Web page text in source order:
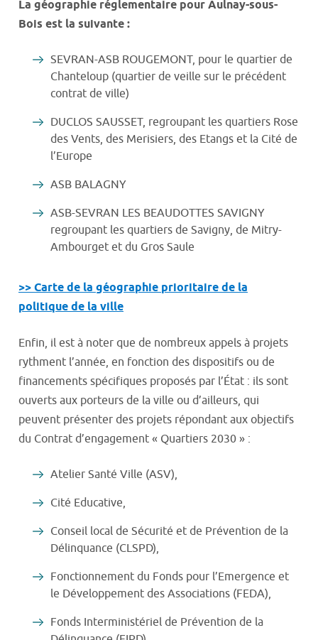
La géographie réglementaire pour Aulnay-sous-
Bois est la suivante :
SEVRAN-ASB ROUGEMONT, pour le quartier de
Chanteloup (quartier de veille sur le précédent
contrat de ville)
DUCLOS SAUSSET, regroupant les quartiers Rose
des Vents, des Merisiers, des Etangs et la Cité de
l’Europe
ASB BALAGNY
ASB-SEVRAN LES BEAUDOTTES SAVIGNY
regroupant les quartiers de Savigny, de Mitry-
Ambourget et du Gros Saule
>> Carte de la géographie prioritaire de la
politique de la ville
Enfin, il est à noter que de nombreux appels à projets
rythment l’année, en fonction des dispositifs ou de
financements spécifiques proposés par l’État : ils sont
ouverts aux porteurs de la ville ou d’ailleurs, qui
peuvent présenter des projets répondant aux objectifs
du Contrat d’engagement « Quartiers 2030 » :
Atelier Santé Ville (ASV),
Cité Educative,
Conseil local de Sécurité et de Prévention de la
Délinquance (CLSPD),
Fonctionnement du Fonds pour l’Emergence et
le Développement des Associations (FEDA),
Fonds Interministériel de Prévention de la